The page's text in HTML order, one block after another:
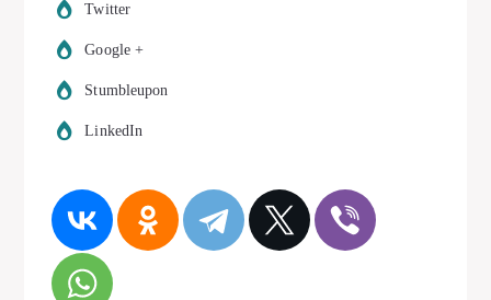
Twitter
Google +
Stumbleupon
LinkedIn